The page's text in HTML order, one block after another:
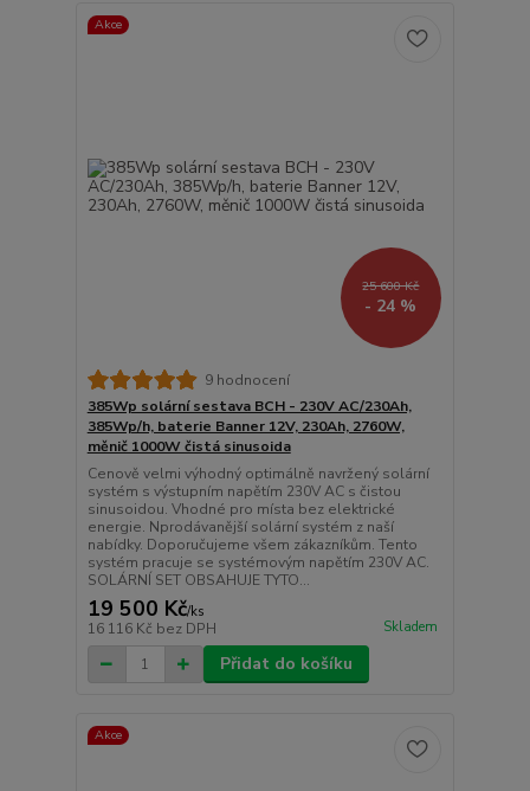
Akce
25 600 Kč
- 24 %
9 hodnocení
385Wp solární sestava BCH - 230V AC/230Ah,
385Wp/h, baterie Banner 12V, 230Ah, 2760W,
měnič 1000W čistá sinusoida
Cenově velmi výhodný optimálně navržený solární
systém s výstupním napětím 230V AC s čistou
sinusoidou. Vhodné pro místa bez elektrické
energie. Nprodávanější solární systém z naší
nabídky. Doporučujeme všem zákazníkům. Tento
systém pracuje se systémovým napětím 230V AC.
SOLÁRNÍ SET OBSAHUJE TYTO...
19 500 Kč/ks
16 116 Kč bez DPH Skladem
Přidat do košíku
Akce